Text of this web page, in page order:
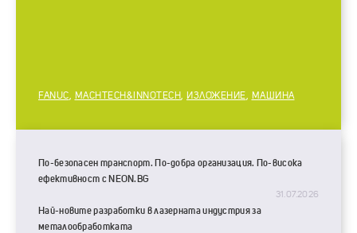
FANUC, MACHTECH&INNOTECH, ИЗЛОЖЕНИЕ, МАШИНА
По-безопасен транспорт. По-добра организация. По-висока
ефективност с NEON.BG
31.07.2026
Най-новите разработки в лазерната индустрия за
металообработката